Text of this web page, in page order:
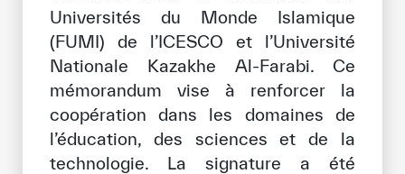
Universités du Monde Islamique
(FUMI) de l’ICESCO et l’Université
Nationale Kazakhe Al-Farabi. Ce
mémorandum vise à renforcer la
coopération dans les domaines de
l’éducation, des sciences et de la
technologie. La signature a été